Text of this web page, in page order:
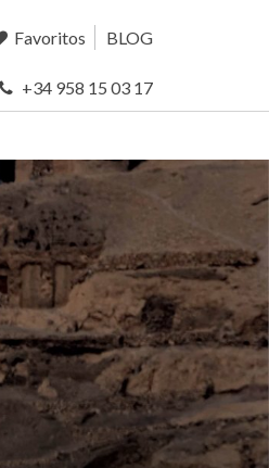
Favoritos BLOG
+34 958 15 03 17